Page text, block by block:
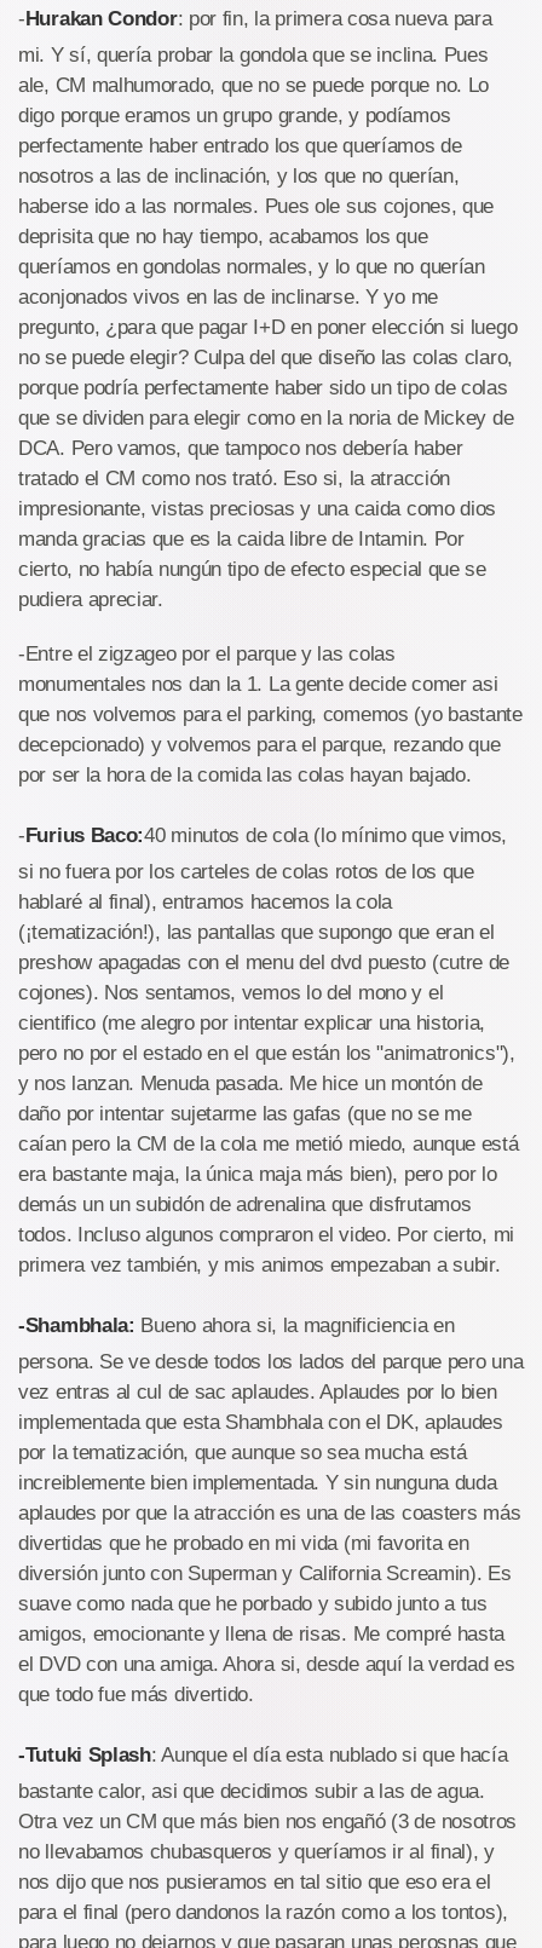
-Hurakan Condor: por fin, la primera cosa nueva para
mi. Y sí, quería probar la gondola que se inclina. Pues
ale, CM malhumorado, que no se puede porque no. Lo
digo porque eramos un grupo grande, y podíamos
perfectamente haber entrado los que queríamos de
nosotros a las de inclinación, y los que no querían,
haberse ido a las normales. Pues ole sus cojones, que
deprisita que no hay tiempo, acabamos los que
queríamos en gondolas normales, y lo que no querían
aconjonados vivos en las de inclinarse. Y yo me
pregunto, ¿para que pagar I+D en poner elección si luego
no se puede elegir? Culpa del que diseño las colas claro,
porque podría perfectamente haber sido un tipo de colas
que se dividen para elegir como en la noria de Mickey de
DCA. Pero vamos, que tampoco nos debería haber
tratado el CM como nos trató. Eso si, la atracción
impresionante, vistas preciosas y una caida como dios
manda gracias que es la caida libre de Intamin. Por
cierto, no había nungún tipo de efecto especial que se
pudiera apreciar.
-Entre el zigzageo por el parque y las colas
monumentales nos dan la 1. La gente decide comer asi
que nos volvemos para el parking, comemos (yo bastante
decepcionado) y volvemos para el parque, rezando que
por ser la hora de la comida las colas hayan bajado.
-Furius Baco:40 minutos de cola (lo mínimo que vimos,
si no fuera por los carteles de colas rotos de los que
hablaré al final), entramos hacemos la cola
(¡tematización!), las pantallas que supongo que eran el
preshow apagadas con el menu del dvd puesto (cutre de
cojones). Nos sentamos, vemos lo del mono y el
cientifico (me alegro por intentar explicar una historia,
pero no por el estado en el que están los "animatronics"),
y nos lanzan. Menuda pasada. Me hice un montón de
daño por intentar sujetarme las gafas (que no se me
caían pero la CM de la cola me metió miedo, aunque está
era bastante maja, la única maja más bien), pero por lo
demás un un subidón de adrenalina que disfrutamos
todos. Incluso algunos compraron el video. Por cierto, mi
primera vez también, y mis animos empezaban a subir.
-Shambhala: Bueno ahora si, la magnificiencia en
persona. Se ve desde todos los lados del parque pero una
vez entras al cul de sac aplaudes. Aplaudes por lo bien
implementada que esta Shambhala con el DK, aplaudes
por la tematización, que aunque so sea mucha está
increiblemente bien implementada. Y sin nunguna duda
aplaudes por que la atracción es una de las coasters más
divertidas que he probado en mi vida (mi favorita en
diversión junto con Superman y California Screamin). Es
suave como nada que he porbado y subido junto a tus
amigos, emocionante y llena de risas. Me compré hasta
el DVD con una amiga. Ahora si, desde aquí la verdad es
que todo fue más divertido.
-Tutuki Splash: Aunque el día esta nublado si que hacía
bastante calor, asi que decidimos subir a las de agua.
Otra vez un CM que más bien nos engañó (3 de nosotros
no llevabamos chubasqueros y queríamos ir al final), y
nos dijo que nos pusieramos en tal sitio que eso era el
para el final (pero dandonos la razón como a los tontos),
para luego no dejarnos y que pasaran unas perosnas que